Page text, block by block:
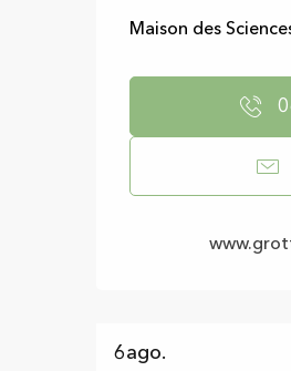
Maison des
6ago.